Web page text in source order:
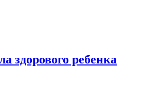
здорового ребенка